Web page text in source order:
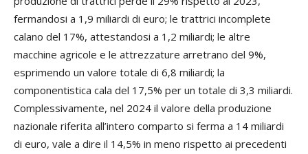
fermandosi a 1,9 miliardi di euro; le trattrici incomplete
calano del 17%, attestandosi a 1,2 miliardi; le altre
macchine agricole e le attrezzature arretrano del 9%,
esprimendo un valore totale di 6,8 miliardi; la
componentistica cala del 17,5% per un totale di 3,3 miliardi.
Complessivamente, nel 2024 il valore della produzione
nazionale riferita all’intero comparto si ferma a 14 miliardi
di euro, vale a dire il 14,5% in meno rispetto ai precedenti